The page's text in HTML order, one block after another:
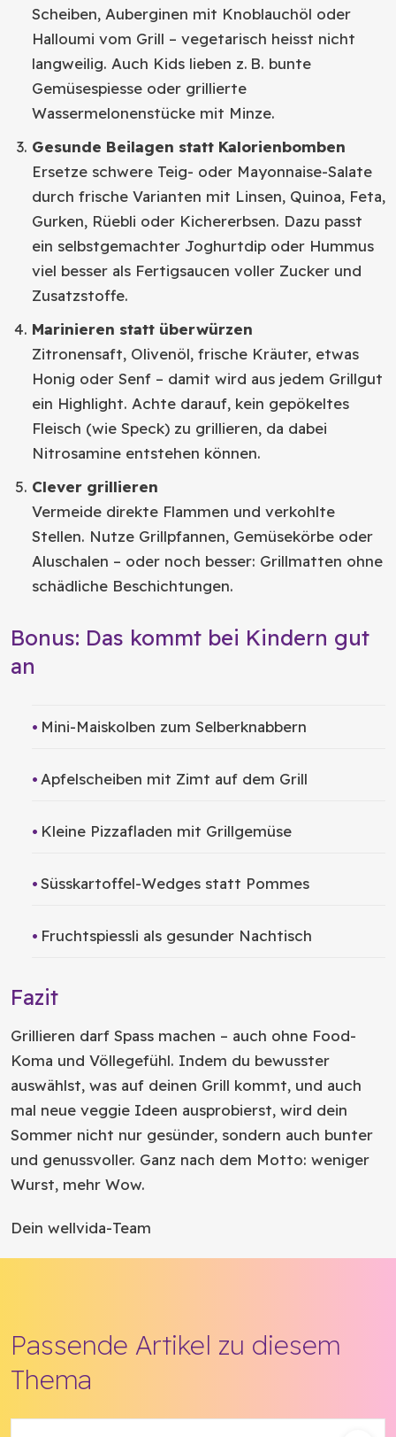
Scheiben, Auberginen mit Knoblauchöl oder
Halloumi vom Grill – vegetarisch heisst nicht
langweilig. Auch Kids lieben z. B. bunte
Gemüsespiesse oder grillierte
Wassermelonenstücke mit Minze.
Gesunde Beilagen statt Kalorienbomben
Ersetze schwere Teig- oder Mayonnaise-Salate
durch frische Varianten mit Linsen, Quinoa, Feta,
Gurken, Rüebli oder Kichererbsen. Dazu passt
ein selbstgemachter Joghurtdip oder Hummus
viel besser als Fertigsaucen voller Zucker und
Zusatzstoffe.
Marinieren statt überwürzen
Zitronensaft, Olivenöl, frische Kräuter, etwas
Honig oder Senf – damit wird aus jedem Grillgut
ein Highlight. Achte darauf, kein gepökeltes
Fleisch (wie Speck) zu grillieren, da dabei
Nitrosamine entstehen können.
Clever grillieren
Vermeide direkte Flammen und verkohlte
Stellen. Nutze Grillpfannen, Gemüsekörbe oder
Aluschalen – oder noch besser: Grillmatten ohne
schädliche Beschichtungen.
Bonus: Das kommt bei Kindern gut
an
Mini-Maiskolben zum Selberknabbern
Apfelscheiben mit Zimt auf dem Grill
Kleine Pizzafladen mit Grillgemüse
Süsskartoffel-Wedges statt Pommes
Fruchtspiessli als gesunder Nachtisch
Fazit
Grillieren darf Spass machen – auch ohne Food-
Koma und Völlegefühl. Indem du bewusster
auswählst, was auf deinen Grill kommt, und auch
mal neue veggie Ideen ausprobierst, wird dein
Sommer nicht nur gesünder, sondern auch bunter
und genussvoller. Ganz nach dem Motto: weniger
Wurst, mehr Wow.
Dein wellvida-Team
Passende Artikel zu diesem
Thema